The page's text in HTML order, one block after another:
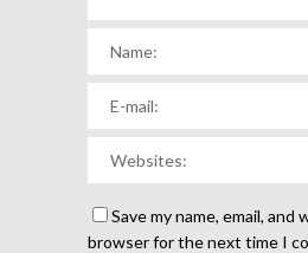
Save my name, email, and
browser for the next time I